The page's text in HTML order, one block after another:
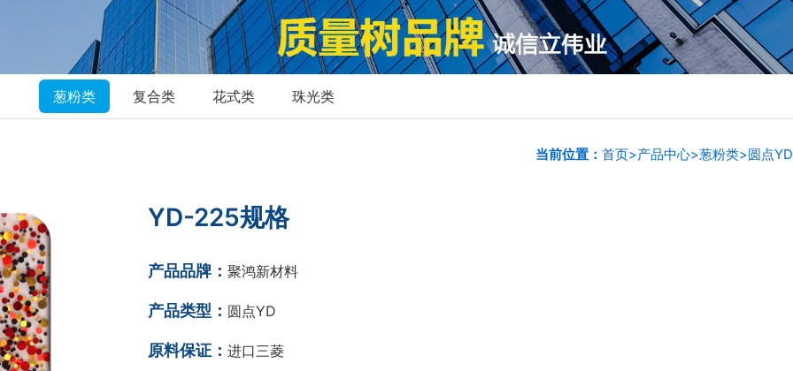
葱粉类 复合类 花式类 珠光类
当前位置： 首页>产品中心>葱粉类>圆点YD
YD-225规格
产品品牌： 聚鸿新材料
产品类型： 圆点YD
原料保证： 进口三菱